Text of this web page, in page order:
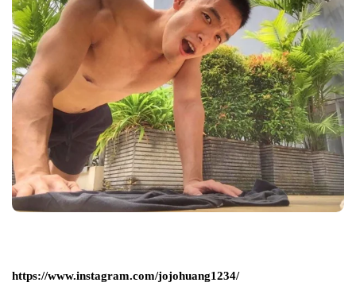
https://www.instagram.com/jojohuang1234/